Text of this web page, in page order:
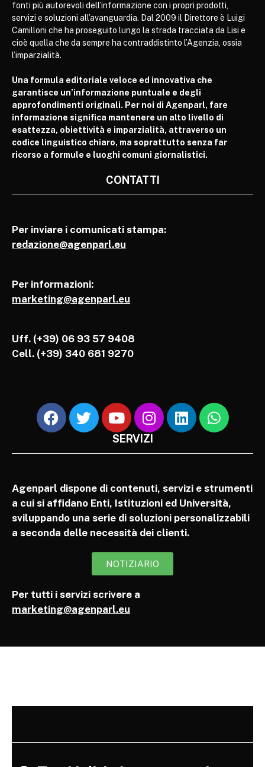
fonti più autorevoli dell’informazione con i propri prodotti,
servizi e soluzioni all’avanguardia. Dal 2009 il Direttore è Luigi
Camilloni che ha proseguito lungo la strada tracciata da Lisi e
cioè quella che da sempre ha contraddistinto l’Agenzia, ossia
l’imparzialità.
Una formula editoriale veloce ed innovativa che
garantisce un’informazione puntuale e degli
approfondimenti originali. Per noi di Agenparl, fare
informazione significa mantenere un alto livello di
esattezza, obiettività e imparzialità, attraverso un
codice linguistico chiaro, ma soprattutto senza far
ricorso a formule e luoghi comuni giornalistici.
CONTATTI
Per inviare i comunicati stampa:
redazione@agenparl.eu
Per informazioni:
marketing@agenparl.eu
Uff. (+39) 06 93 57 9408
Cell. (+39) 340 681 9270
SERVIZI
Agenparl dispone di contenuti, servizi e strumenti
a cui si affidano Enti, Istituzioni ed Università,
sviluppando una serie di soluzioni personalizzabili
a seconda delle necessità dei clienti.
NOTIZIARIO
Per tutti i servizi scrivere a
marketing@agenparl.eu